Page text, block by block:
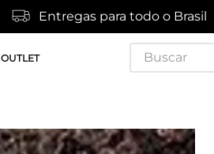
Entregas para todo o Brasil
OUTLET
Buscar